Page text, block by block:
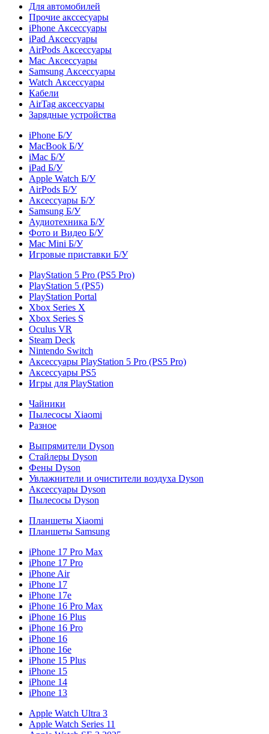
Для автомобилей
Прочие акссесуары
iPhone Аксессуары
iPad Аксессуары
AirPods Аксессуары
Mac Аксессуары
Samsung Аксессуары
Watch Аксессуары
Кабели
AirTag аксессуары
Зарядные устройства
iPhone Б/У
MacBook Б/У
iMac Б/У
iPad Б/У
Apple Watch Б/У
AirPods Б/У
Аксессуары Б/У
Samsung Б/У
Аудиотехника Б/У
Фото и Видео Б/У
Mac Mini Б/У
Игровые приставки Б/У
PlayStation 5 Pro (PS5 Pro)
PlayStation 5 (PS5)
PlayStation Portal
Xbox Series X
Xbox Series S
Oculus VR
Steam Deck
Nintendo Switch
Аксессуары PlayStation 5 Pro (PS5 Pro)
Аксессуары PS5
Игры для PlayStation
Чайники
Пылесосы Xiaomi
Разное
Выпрямители Dyson
Стайлеры Dyson
Фены Dyson
Увлажнители и очистители воздуха Dyson
Аксессуары Dyson
Пылесосы Dyson
Планшеты Xiaomi
Планшеты Samsung
iPhone 17 Pro Max
iPhone 17 Pro
iPhone Air
iPhone 17
iPhone 17e
iPhone 16 Pro Max
iPhone 16 Plus
iPhone 16 Pro
iPhone 16
iPhone 16e
iPhone 15 Plus
iPhone 15
iPhone 14
iPhone 13
Apple Watch Ultra 3
Apple Watch Series 11